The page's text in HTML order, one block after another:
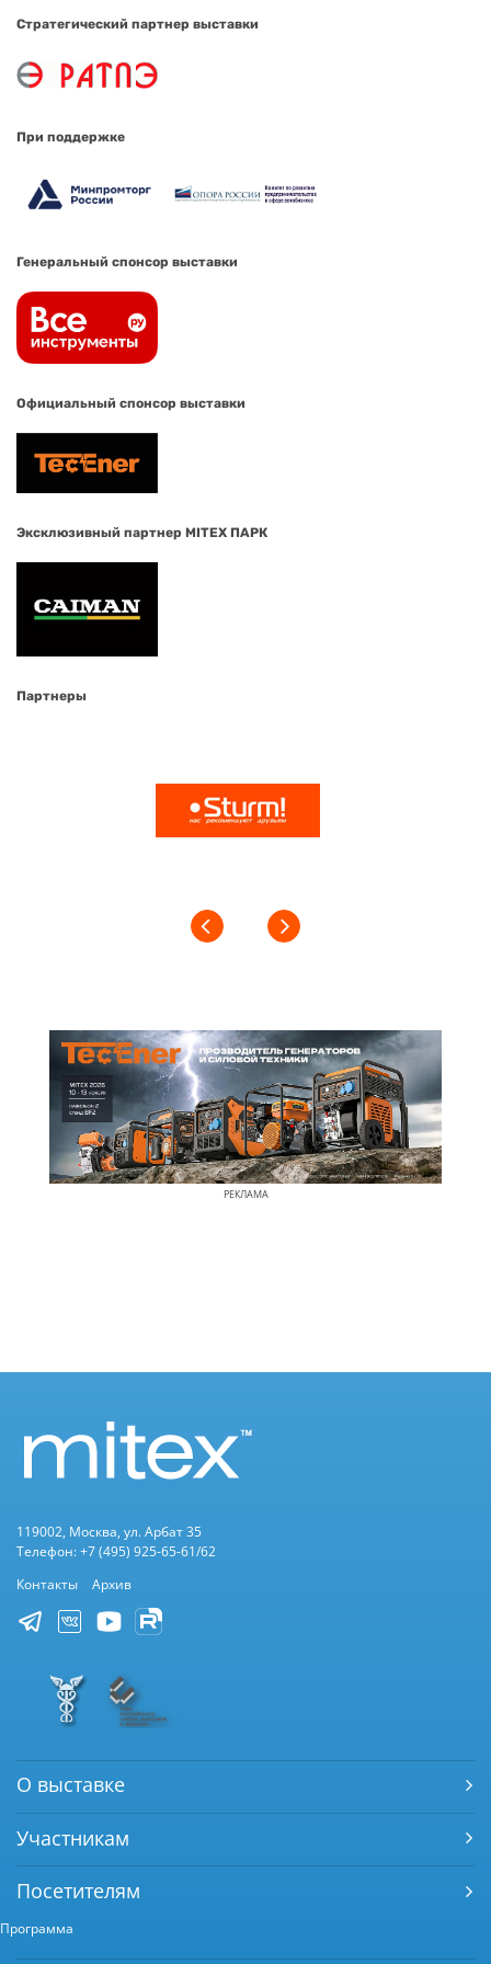
Стратегический партнер выставки
При поддержке
Генеральный спонсор выставки
Официальный спонсор выставки
Эксклюзивный партнер MITEX ПАРК
Партнеры
РЕКЛАМА
119002, Москва, ул. Арбат 35
Телефон: +7 (495) 925-65-61/62
Контакты
Архив
О выставке
Участникам
Посетителям
Программа